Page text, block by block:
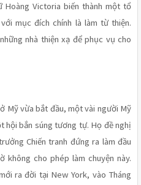
Hoàng Victoria biến thành một tổ
mục đích chính là làm từ thiện.
nhà thiện xạ để phục vụ cho
Mỹ vừa bắt đầu, một vài người Mỹ
hội bắn súng tương tự. Họ đề nghị
Chiến tranh đứng ra làm đầu
không cho phép làm chuyện này.
ra đời tại New York, vào Tháng